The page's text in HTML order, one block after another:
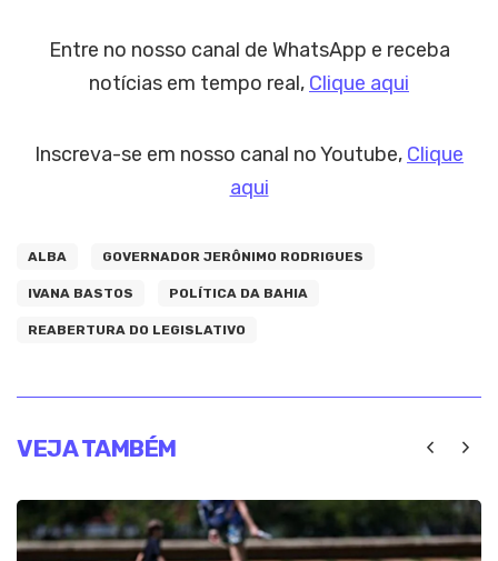
Entre no nosso canal de WhatsApp e receba
notícias em tempo real, Clique aqui
Inscreva-se em nosso canal no Youtube, Clique
aqui
ALBA GOVERNADOR JERÔNIMO RODRIGUES
IVANA BASTOS POLÍTICA DA BAHIA
REABERTURA DO LEGISLATIVO
VEJA TAMBÉM